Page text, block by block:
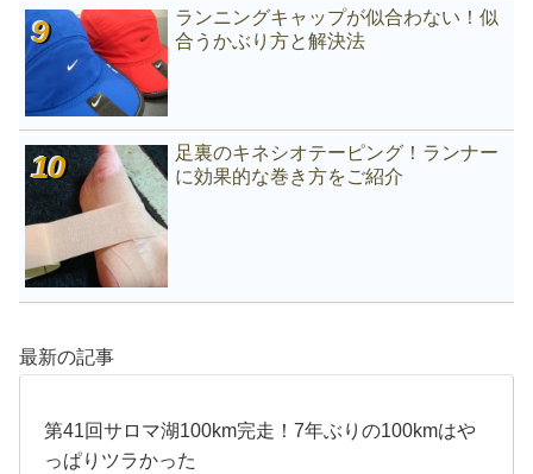
ランニングキャップが似合わない！似
合うかぶり方と解決法
足裏のキネシオテーピング！ランナー
に効果的な巻き方をご紹介
最新の記事
第41回サロマ湖100km完走！7年ぶりの100kmはや
っぱりツラかった